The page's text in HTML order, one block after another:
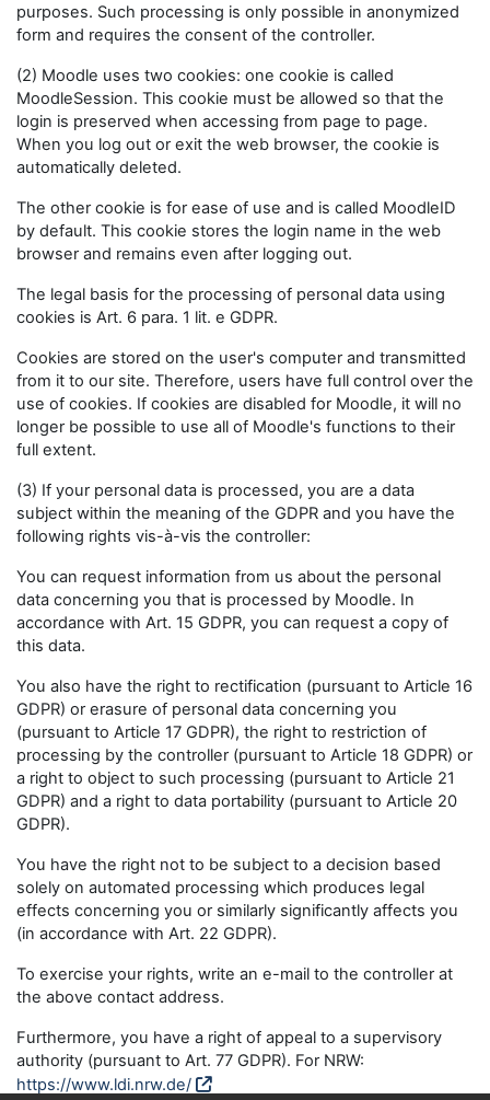
purposes. Such processing is only possible in anonymized
form and requires the consent of the controller.
(2) Moodle uses two cookies: one cookie is called
MoodleSession. This cookie must be allowed so that the
login is preserved when accessing from page to page.
When you log out or exit the web browser, the cookie is
automatically deleted.
The other cookie is for ease of use and is called MoodleID
by default. This cookie stores the login name in the web
browser and remains even after logging out.
The legal basis for the processing of personal data using
cookies is Art. 6 para. 1 lit. e GDPR.
Cookies are stored on the user's computer and transmitted
from it to our site. Therefore, users have full control over the
use of cookies. If cookies are disabled for Moodle, it will no
longer be possible to use all of Moodle's functions to their
full extent.
(3) If your personal data is processed, you are a data
subject within the meaning of the GDPR and you have the
following rights vis-à-vis the controller:
You can request information from us about the personal
data concerning you that is processed by Moodle. In
accordance with Art. 15 GDPR, you can request a copy of
this data.
You also have the right to rectification (pursuant to Article 16
GDPR) or erasure of personal data concerning you
(pursuant to Article 17 GDPR), the right to restriction of
processing by the controller (pursuant to Article 18 GDPR) or
a right to object to such processing (pursuant to Article 21
GDPR) and a right to data portability (pursuant to Article 20
GDPR).
You have the right not to be subject to a decision based
solely on automated processing which produces legal
effects concerning you or similarly significantly affects you
(in accordance with Art. 22 GDPR).
To exercise your rights, write an e-mail to the controller at
the above contact address.
Furthermore, you have a right of appeal to a supervisory
authority (pursuant to Art. 77 GDPR). For NRW:
https://www.ldi.nrw.de/